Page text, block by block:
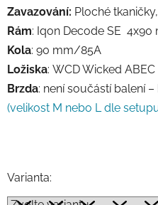
Zavazování: Ploché
Rám: Iqon Decode SE 4x90
Kola: 90 mm/85A
Ložiska: WCD Wicked ABEC
Brzda: není součástí balení
(velikost M nebo L dle
Varianta: